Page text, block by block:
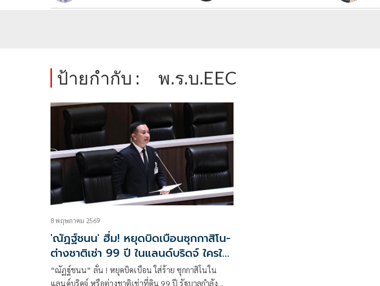
ป้ายกำกับ : พ.ร.บ.EEC
8 พฤษภาคม 2569
'ณัฏฐ์ชนน' ฮึ่ม! หยุดบิดเบือนซุกกาสิโน-
ต่างชาติเช่า 99 ปี ในแลนด์บริดจ์ ใครใส่
ร้ายฟ้องแน่
“ณัฏฐ์ชนน” ลั่น ! หยุดบิดเบือน ใส่ร้าย ซุกกาสิโนใน
แลนด์บริดจ์ หรือต่างชาติเช่าที่ดิน 99 ปี รัฐบาลกำลัง